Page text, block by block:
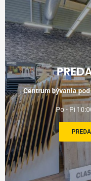
Centrum bývania
Po - Pi